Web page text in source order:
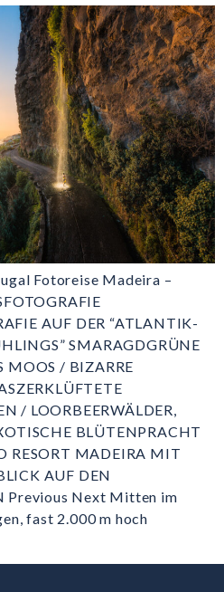
Fotoreise Madeira –
AUF DER “ATLANTIK-
SMARAGDGRÜNE
MOOS / BIZARRE
/ LOORBEERWÄLDER,
BLÜTENPRACHT
RESORT MADEIRA MIT
AUF DEN
Previous Next Mitten im
fast 2.000 m hoch